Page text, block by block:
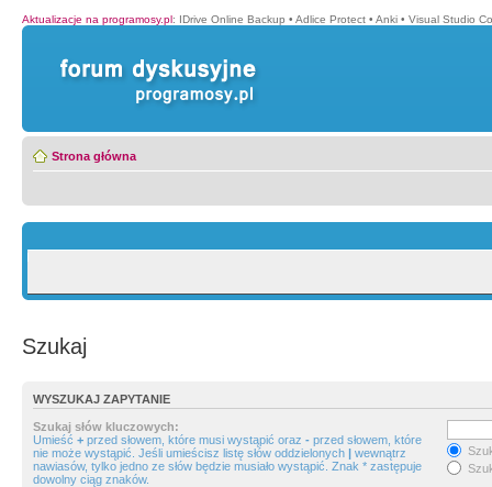
Aktualizacje na programosy.pl: IDrive Online Backup • Adlice Protect • Anki • Visual Studio
Strona główna
Szukaj
WYSZUKAJ ZAPYTANIE
Szukaj słów kluczowych:
Umieść + przed słowem, które musi wystąpić oraz - przed słowem, które
nie może wystąpić. Jeśli umieścisz listę słów oddzielonych | wewnątrz
nawiasów, tylko jedno ze słów będzie musiało wystąpić. Znak * zastępuje
dowolny ciąg znaków.